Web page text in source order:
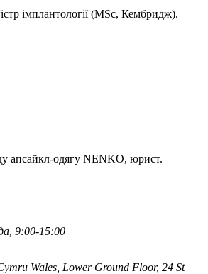
імплантології (MSc, Кембридж).
апсайкл-одягу NENKO, юрист.
9:00-15:00
Wales, Lower Ground Floor, 24 St